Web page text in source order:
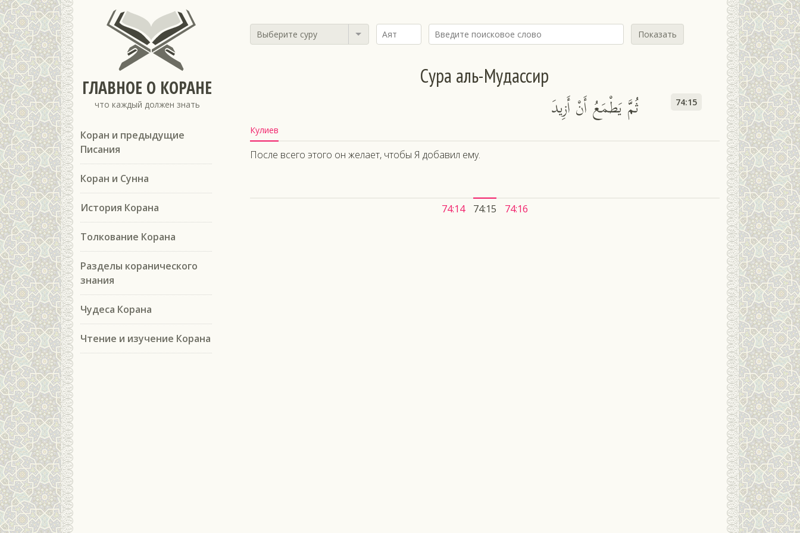
ГЛАВНОЕ О КОРАНЕ
что каждый должен знать
Коран и предыдущие
Писания
Коран и Сунна
История Корана
Толкование Корана
Разделы коранического
знания
Чудеса Корана
Чтение и изучение Корана
Выберите суру Показать
Сура аль-Мудассир
ثُمَّ يَطْمَعُ أَنْ أَزِيدَ 74:15
Кулиев
После всего этого он желает, чтобы Я добавил ему.
74:14 74:15 74:16